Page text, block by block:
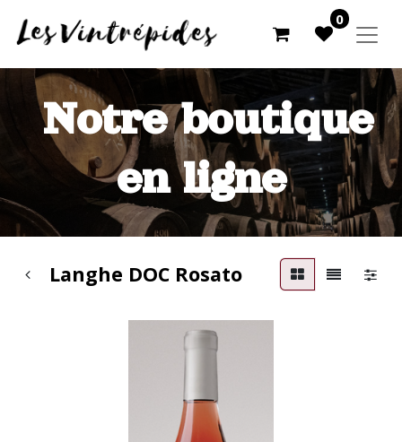
0
Notre boutique
en ligne
Langhe DOC Rosato